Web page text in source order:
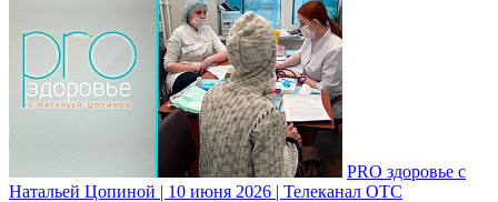
PRO здоровье с
Натальей Цопиной | 10 июня 2026 | Телеканал ОТС